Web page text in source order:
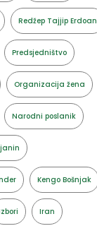
Redžep Tajjip Erdoan
Predsjedništvo
Organizacija žena
Narodni poslanik
Kengo Bošnjak
Iran